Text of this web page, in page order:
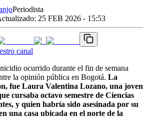
Periodista
25 FEB 2026 - 15:53
canal
ocurrido durante el fin de semana
la opinión pública en Bogotá. La
fue Laura Valentina Lozano, una joven
cursaba octavo semestre de Ciencias
y quien habría sido asesinada por su
una casa ubicada en el norte de la